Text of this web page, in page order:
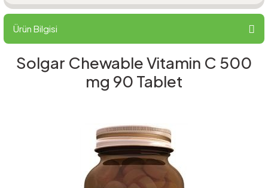
Ürün Bilgisi
Solgar Chewable Vitamin C 500
mg 90 Tablet